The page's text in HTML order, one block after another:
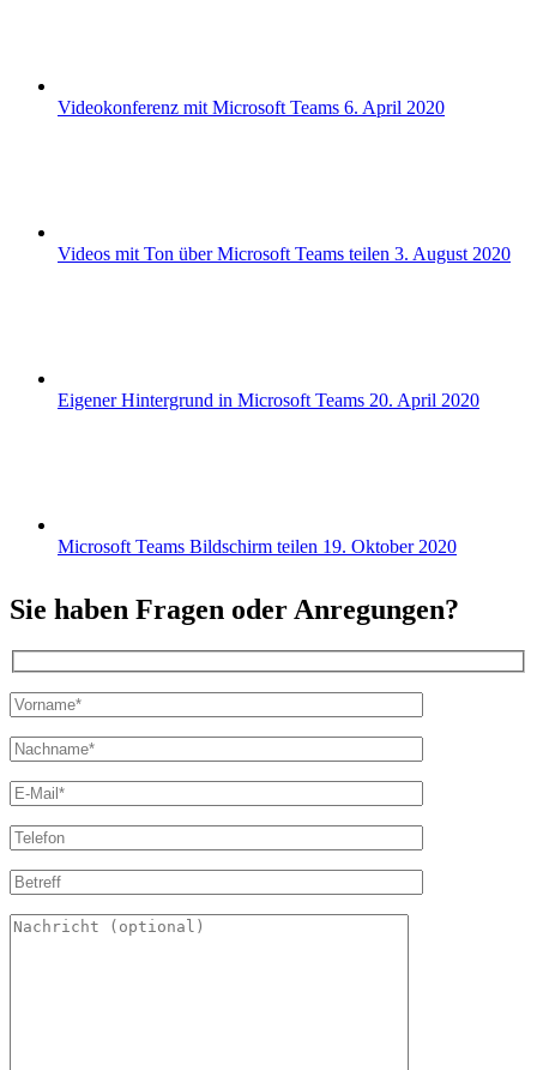
Videokonferenz mit Microsoft Teams 6. April 2020
Videos mit Ton über Microsoft Teams teilen 3. August 2020
Eigener Hintergrund in Microsoft Teams 20. April 2020
Microsoft Teams Bildschirm teilen 19. Oktober 2020
Sie haben Fragen oder Anregungen?